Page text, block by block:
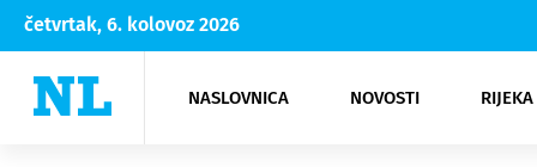
četvrtak, 6. kolovoz 2026
NASLOVNICA NOVOSTI
Rijeka Opatija
NK
Moda
Kultura